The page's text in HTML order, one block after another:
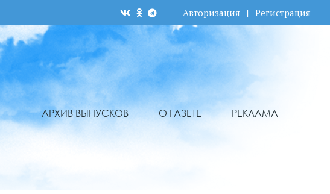
Авторизация | Регистрация
АРХИВ ВЫПУСКОВ О ГАЗЕТЕ РЕКЛАМА